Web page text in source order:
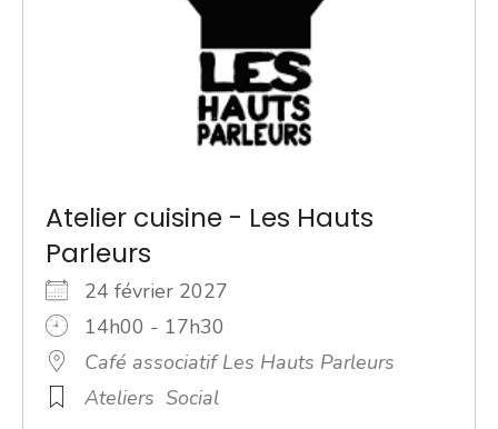
Atelier cuisine - Les Hauts
Parleurs
24 février 2027
14h00 - 17h30
Café associatif Les Hauts Parleurs
Ateliers Social